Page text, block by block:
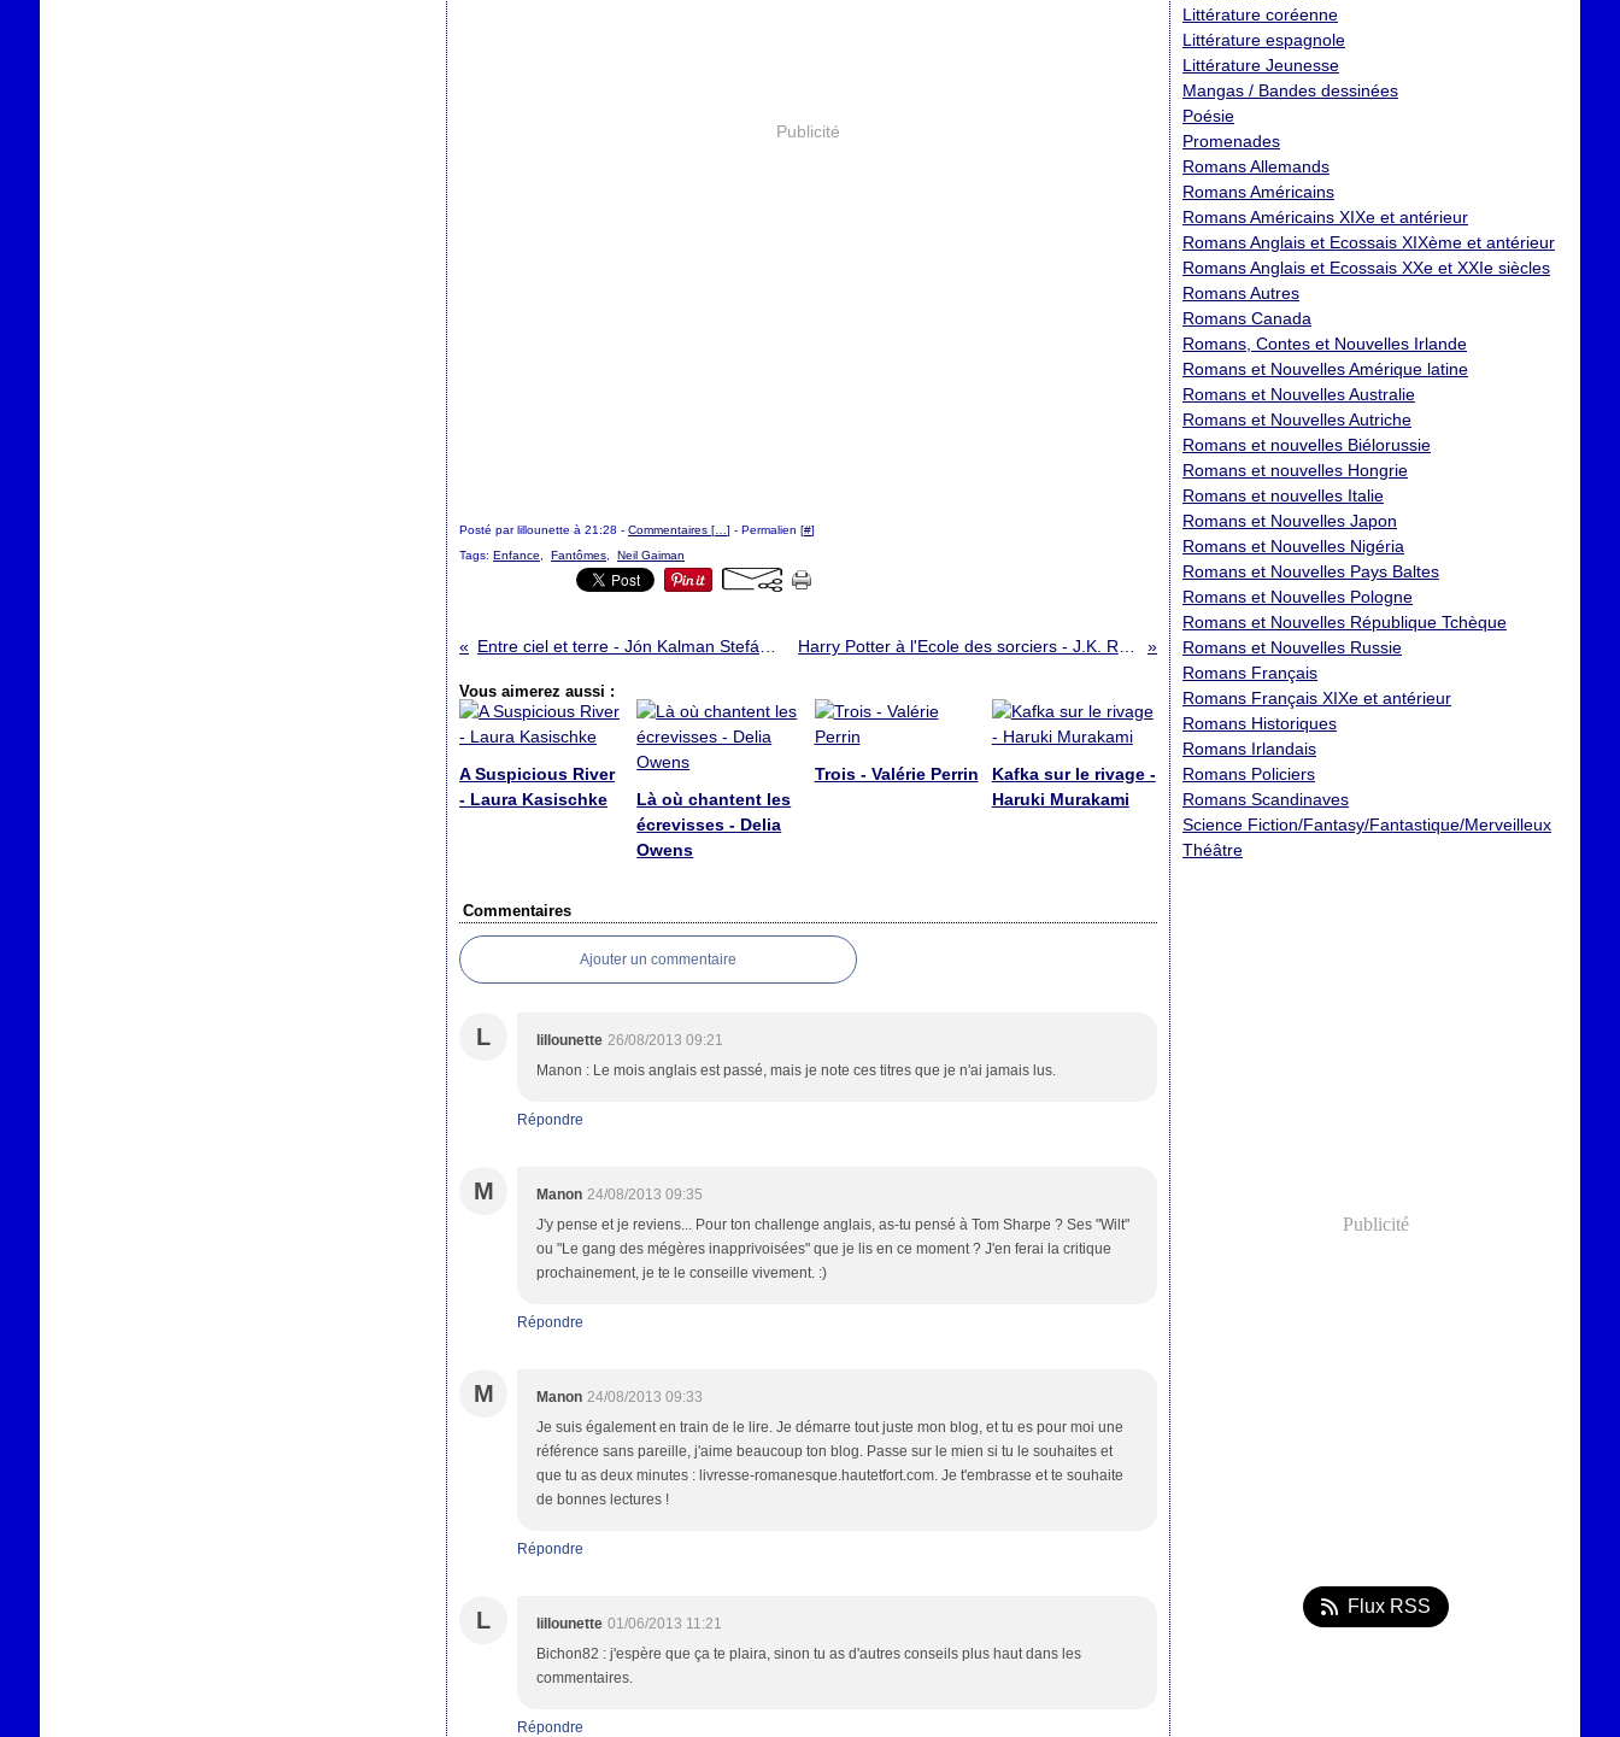
Publicité
Posté par lillounette à 21:28 - Commentaires [ ] - Permalien [#]
Tags: Enfance Fantômes Neil Gaiman
Vous aimerez aussi :
A Suspicious River
- Laura Kasischke
Là où chantent les
écrevisses - Delia
Owens
Trois - Valérie Perrin
Kafka sur le rivage -
Haruki Murakami
Commentaires
Ajouter un commentaire
L lillounette 26/08/2013 09:21
Manon : Le mois anglais est passé, mais je note ces titres que je n'ai jamais lus.
Répondre
M Manon 24/08/2013 09:35
J'y pense et je reviens... Pour ton challenge anglais, as-tu pensé à Tom Sharpe ? Ses "Wilt"
ou "Le gang des mégères inapprivoisées" que je lis en ce moment ? J'en ferai la critique
prochainement, je te le conseille vivement. :)
Répondre
M Manon 24/08/2013 09:33
Je suis également en train de le lire. Je démarre tout juste mon blog, et tu es pour moi une
référence sans pareille, j'aime beaucoup ton blog. Passe sur le mien si tu le souhaites et
que tu as deux minutes : livresse-romanesque.hautetfort.com. Je t'embrasse et te souhaite
de bonnes lectures !
Répondre
L lillounette 01/06/2013 11:21
Bichon82 : j'espère que ça te plaira, sinon tu as d'autres conseils plus haut dans les
commentaires.
Répondre
Littérature coréenne
Littérature espagnole
Littérature Jeunesse
Mangas / Bandes dessinées
Poésie
Promenades
Romans Allemands
Romans Américains
Romans Américains XIXe et antérieur
Romans Anglais et Ecossais XIXème et antérieur
Romans Anglais et Ecossais XXe et XXIe siècles
Romans Autres
Romans Canada
Romans, Contes et Nouvelles Irlande
Romans et Nouvelles Amérique latine
Romans et Nouvelles Australie
Romans et Nouvelles Autriche
Romans et nouvelles Biélorussie
Romans et nouvelles Hongrie
Romans et nouvelles Italie
Romans et Nouvelles Japon
Romans et Nouvelles Nigéria
Romans et Nouvelles Pays Baltes
Romans et Nouvelles Pologne
Romans et Nouvelles République Tchèque
Romans et Nouvelles Russie
Romans Français
Romans Français XIXe et antérieur
Romans Historiques
Romans Irlandais
Romans Policiers
Romans Scandinaves
Science Fiction/Fantasy/Fantastique/Merveilleux
Théâtre
Publicité
Flux RSS